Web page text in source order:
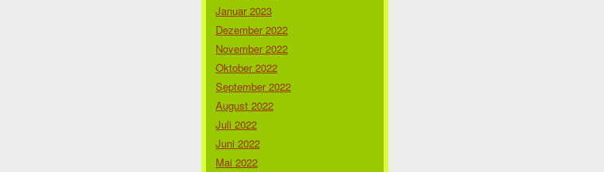
Januar 2023
Dezember 2022
November 2022
Oktober 2022
September 2022
August 2022
Juli 2022
Juni 2022
Mai 2022